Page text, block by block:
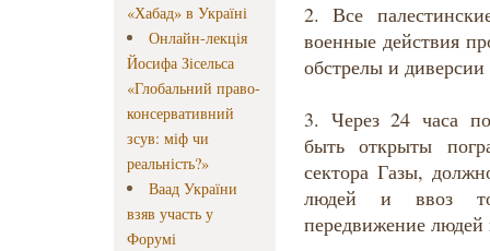
«Хабад» в Україні
Онлайн-лекція
Йосифа Зісельса
«Глобальний право-
консервативний
зсув: міф чи
реальність?»
Ваад України
взяв участь у
Форумі
2. Все
военные действия
обстрелы и
3. Через 24 часа
быть открыты
сектора Газы,
людей и ввоз
передвижение людей